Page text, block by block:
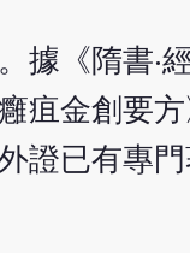
據《隋書‧
疽金創要方
證已有專門